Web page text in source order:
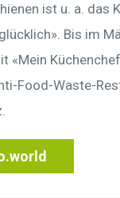
ist u. a. das
Bis im
«Mein
Food-Waste-